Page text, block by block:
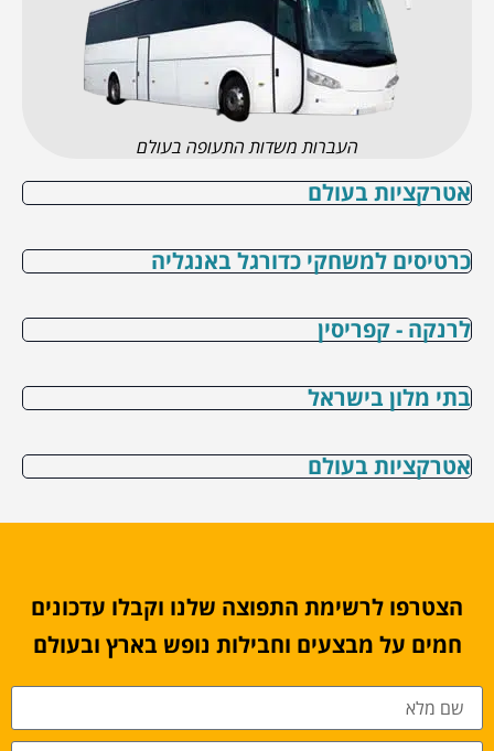
העברות משדות התעופה בעולם
אטרקציות בעולם
כרטיסים למשחקי כדורגל באנגליה
לרנקה - קפריסין
בתי מלון בישראל
אטרקציות בעולם
הצטרפו לרשימת התפוצה שלנו וקבלו עדכונים
חמים על מבצעים וחבילות נופש בארץ ובעולם